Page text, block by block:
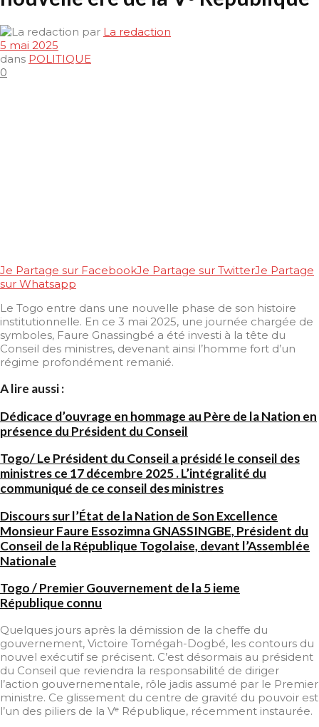
par La redaction
5 mai 2025
dans POLITIQUE
0
Je Partage sur FacebookJe Partage sur TwitterJe Partage
sur Whatsapp
Le Togo entre dans une nouvelle phase de son histoire
institutionnelle. En ce 3 mai 2025, une journée chargée de
symboles, Faure Gnassingbé a été investi à la tête du
Conseil des ministres, devenant ainsi l’homme fort d’un
régime profondément remanié.
A lire aussi :
Dédicace d’ouvrage en hommage au Père de la Nation en
présence du Président du Conseil
Togo/ Le Président du Conseil a présidé le conseil des
ministres ce 17 décembre 2025 . L’intégralité du
communiqué de ce conseil des ministres
Discours sur l’État de la Nation de Son Excellence
Monsieur Faure Essozimna GNASSINGBE, Président du
Conseil de la République Togolaise, devant l’Assemblée
Nationale
Togo / Premier Gouvernement de la 5 ieme
République connu
Quelques jours après la démission de la cheffe du
gouvernement, Victoire Tomégah-Dogbé, les contours du
nouvel exécutif se précisent. C’est désormais au président
du Conseil que reviendra la responsabilité de diriger
l’action gouvernementale, rôle jadis assumé par le Premier
ministre. Ce glissement du centre de gravité du pouvoir est
l’un des piliers de la Vᵉ République, récemment instaurée.